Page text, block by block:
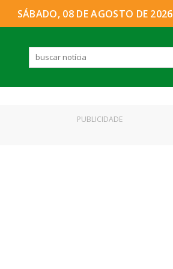
SÁBADO, 08 DE AGOSTO DE 2026
PUBLICIDADE